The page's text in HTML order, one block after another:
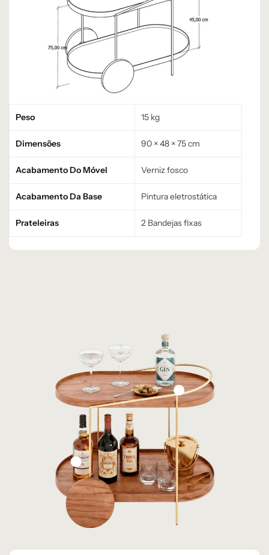
Peso 15 kg
Dimensões 90 × 48 × 75 cm
Acabamento Do Móvel Verniz fosco
Acabamento Da Base Pintura eletrostática
Prateleiras 2 Bandejas fixas
Base em Aço
Carbono
Lâmina de
Carvalho Natural